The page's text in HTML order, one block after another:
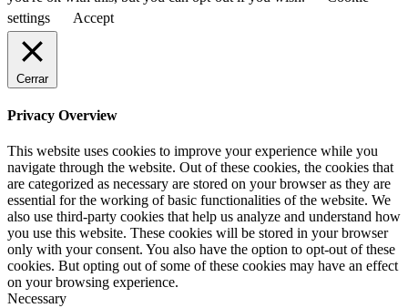
settings
Accept
Cerrar
Privacy Overview
This website uses cookies to improve your experience while you
navigate through the website. Out of these cookies, the cookies that
are categorized as necessary are stored on your browser as they are
essential for the working of basic functionalities of the website. We
also use third-party cookies that help us analyze and understand how
you use this website. These cookies will be stored in your browser
only with your consent. You also have the option to opt-out of these
cookies. But opting out of some of these cookies may have an effect
on your browsing experience.
Necessary